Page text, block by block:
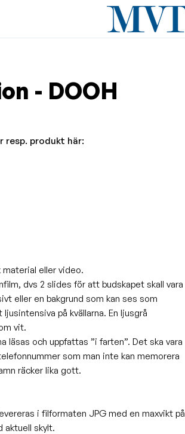
- DOOH
resp. produkt här:
eller video.
dvs 2 slides för att budskapet skall vara
eller en bakgrund som kan ses som
på kvällarna. En ljusgrå
vit.
läsas och uppfattas ”i farten”. Det ska vara
som man inte kan memorera
räcker lika gott.
i filformaten JPG med en maxvikt på
aktuell skylt.